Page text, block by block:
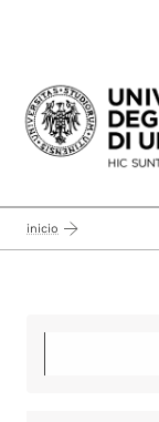
Passa al
inicio